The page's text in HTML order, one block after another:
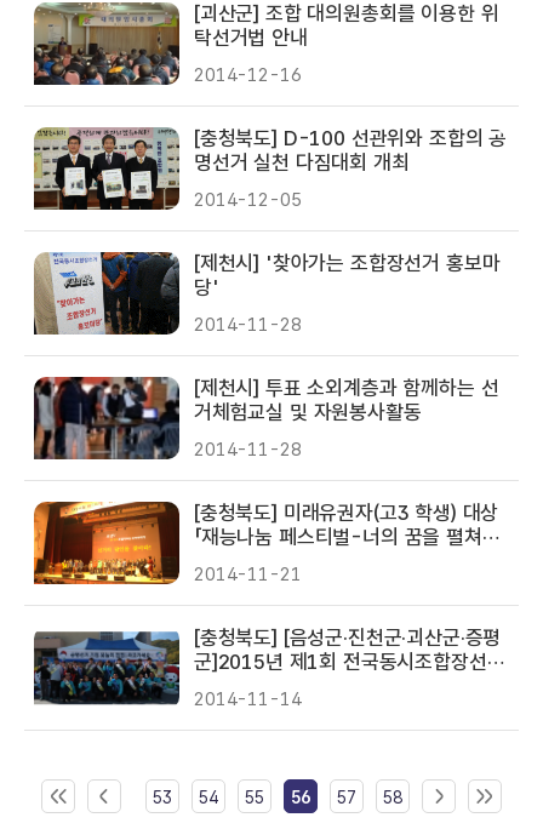
[괴산군] 조합 대의원총회를 이용한 위
탁선거법 안내
2014-12-16
[충청북도] D-100 선관위와 조합의 공
명선거 실천 다짐대회 개최
2014-12-05
[제천시] '찾아가는 조합장선거 홍보마
당'
2014-11-28
[제천시] 투표 소외계층과 함께하는 선
거체험교실 및 자원봉사활동
2014-11-28
[충청북도] 미래유권자(고3 학생) 대상
「재능나눔 페스티벌-너의 꿈을 펼쳐
라!」개최
2014-11-21
[충청북도] [음성군·진천군·괴산군·증평
군]2015년 제1회 전국동시조합장선거
"우리모두 공명선거해윷"행사 개최
2014-11-14
53 54 55 56 57 58